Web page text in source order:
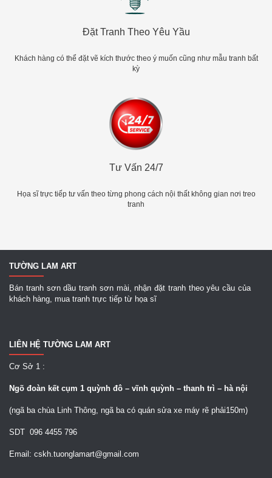
Đặt Tranh Theo Yêu Yầu
Khách hàng có thể đặt vẽ kích thước theo ý muốn cũng như mẫu tranh bất
kỳ
Tư Vấn 24/7
Họa sĩ trực tiếp tư vấn theo từng phong cách nội thất không gian nơi treo
tranh
TƯỜNG LAM ART
Bán tranh sơn dầu tranh sơn mài, nhận đặt tranh theo yêu cầu của
khách hàng, mua tranh trực tiếp từ họa sĩ
LIÊN HỆ TƯỜNG LAM ART
Cơ Sở 1 :
Ngõ đoàn kết cụm 1 quỳnh đô – vĩnh quỳnh – thanh trì – hà nội
(ngã ba chùa Linh Thông, ngã ba có quán sửa xe máy rẽ phải150m)
SDT 096 4455 796
Email: cskh.tuonglamart@gmail.com